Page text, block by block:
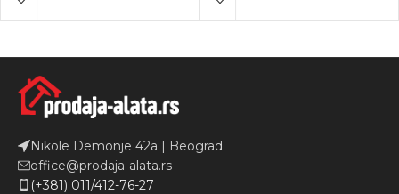
Nikole Demonje 42a | Beograd
office@prodaja-alata.rs
(+381) 011/412-76-27